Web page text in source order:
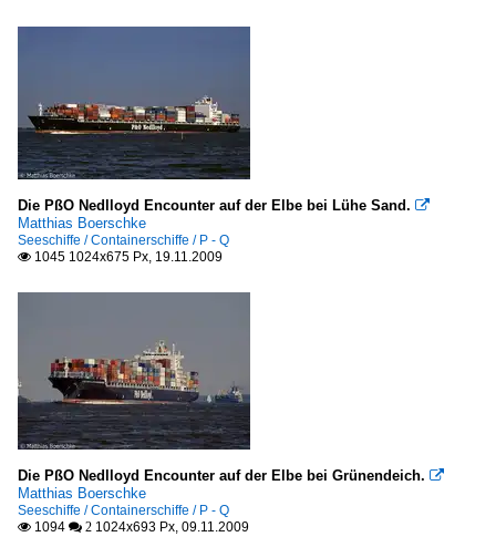
Die PßO Nedlloyd Encounter auf der Elbe bei Lühe Sand. 
Matthias Boerschke
Seeschiffe / Containerschiffe / P - Q
 1045 1024x675 Px, 19.11.2009
Die PßO Nedlloyd Encounter auf der Elbe bei Grünendeich. 
Matthias Boerschke
Seeschiffe / Containerschiffe / P - Q
 1094  2 1024x693 Px, 09.11.2009